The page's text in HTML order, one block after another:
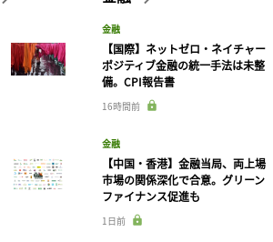
金融
【国際】ネットゼロ・ネイチャー
ポジティブ金融の統一手法は未整
備。CPI報告書
16時間前
金融
【中国・香港】金融当局、両上場
市場の関係深化で合意。グリーン
ファイナンス促進も
1日前